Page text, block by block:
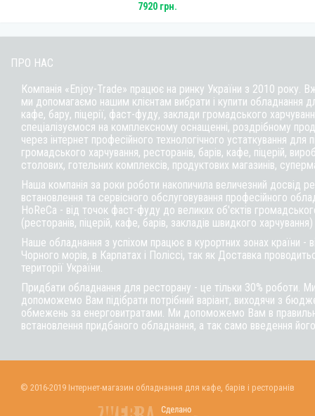
7920 грн.
ПРО НАС
Компанія «Enjoy-Trade» працює на ринку України з 2010 року.
ми допомагаємо нашим клієнтам вибрати і купити обладнання
кафе, бару, піцерії, фаст-фуду, заклади громадського
спеціалізуємося на комплексному оснащенні, роздрібному
через інтернет професійного технологічного устаткування для
громадського харчування, ресторанів, барів, кафе, піцерій,
столових, готельних комплексів, продуктових магазинів,
Наша компанія за роки роботи накопичила величезний досвід
встановлення та сервісного обслуговування професійного
HoReCa - від точок фаст-фуду до великих об'єктів
(ресторанів, піцерій, кафе, барів, закладів швидкого харчування)
Наше обладнання з успіхом працює в курортних зонах країни -
Чорного морів, в Карпатах і Поліссі, так як Доставка
території України.
Придбати обладнання для ресторану - це тільки 30% роботи.
допоможемо Вам підібрати потрібний варіант, виходячи з
обмежень за енерговитратами. Ми допоможемо Вам в
встановлення придбаного обладнання, а так само введення
© 2016-2019 Інтернет-магазин обладнання для кафе, барів і ресторанів